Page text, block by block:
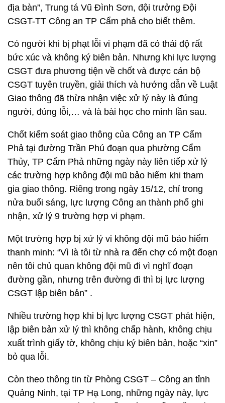
địa bàn”, Trung tá Vũ Đình Sơn, đội trưởng Đội
CSGT-TT Công an TP Cẩm phả cho biết thêm.
Có người khi bị phạt lỗi vi phạm đã có thái độ rất
bức xúc và không ký biên bản. Nhưng khi lực lượng
CSGT đưa phương tiện về chốt và được cán bộ
CSGT tuyên truyền, giải thích và hướng dẫn về Luật
Giao thông đã thừa nhận việc xử lý này là đúng
người, đúng lỗi,… và là bài học cho mình lần sau.
Chốt kiểm soát giao thông của Công an TP Cẩm
Phả tại đường Trần Phú đoạn qua phường Cẩm
Thủy, TP Cẩm Phả những ngày này liên tiếp xử lý
các trường hợp không đội mũ bảo hiểm khi tham
gia giao thông. Riêng trong ngày 15/12, chỉ trong
nửa buổi sáng, lực lượng Công an thành phố ghi
nhận, xử lý 9 trường hợp vi phạm.
Một trường hợp bị xử lý vi không đội mũ bảo hiểm
thanh minh: “Vì là tôi từ nhà ra đến chợ có một đoạn
nên tôi chủ quan không đội mũ đi vì nghĩ đoạn
đường gần, nhưng trên đường đi thì bị lực lượng
CSGT lập biên bản” .
Nhiều trường hợp khi bị lực lượng CSGT phát hiện,
lập biên bản xử lý thì không chấp hành, không chịu
xuất trình giấy tờ, không chịu ký biên bản, hoặc “xin”
bỏ qua lỗi.
Còn theo thông tin từ Phòng CSGT – Công an tỉnh
Quảng Ninh, tại TP Hạ Long, những ngày này, lực